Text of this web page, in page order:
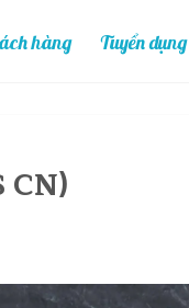
hàng Tuyển dụng